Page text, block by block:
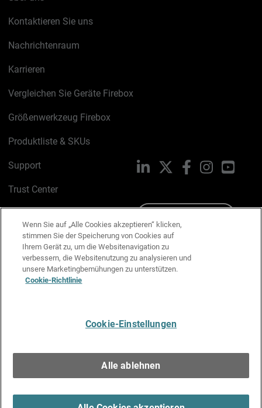
Kontaktieren Sie uns
Nachrichtenraum
Karrieren
Vergleichen Sie Geräte Firebox
Größenwerkzeug Firebox
Produktliste & SKUs
Support
Trust Center
Cookie-Richtlinie
Datenschutzrichtlinie
Media & Brand Kit
LinkedIn FacebookInstagram
Wenn Sie auf „Alle Cookies akzeptieren“ klicken,
stimmen Sie der Speicherung von Cookies auf
Ihrem Gerät zu, um die Websitenavigation zu
verbessern, die Websitenutzung zu analysieren und
unsere Marketingbemühungen zu unterstützen.
Cookie-Richtlinie
Cookie-Einstellungen
Alle ablehnen